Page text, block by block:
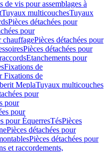
de vis pour assemblages à
Tuyaux multicouchesTuyaux
Pièces détachées pour
pour
chauffagePièces détachées pour
Pièces détachées pour
Etanchements pour
Fixations de
Fixations de
MeplaTuyaux multicouches
pour
pour
pour
pour ÉquerresTésPièces
Pièces détachées pour
Pièces détachées pour
et raccordements,